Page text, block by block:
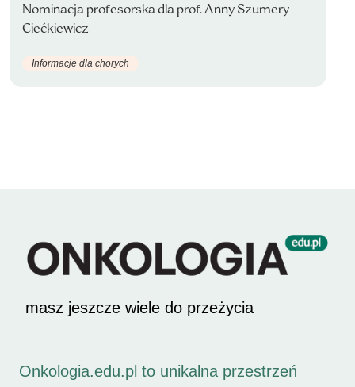
Nominacja profesorska dla prof. Anny Szumery-
Ciećkiewicz
Informacje dla chorych
masz jeszcze wiele do przeżycia
Onkologia.edu.pl to unikalna przestrzeń